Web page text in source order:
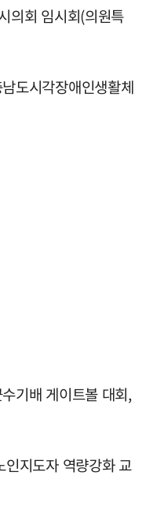
회 임시회(의원특
도시각장애인생활체
기배 게이트볼 대회,
지도자 역량강화 교